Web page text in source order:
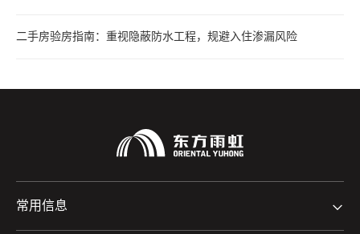
二手房验房指南：重视隐蔽防水工程，规避入住渗漏风险
常用信息